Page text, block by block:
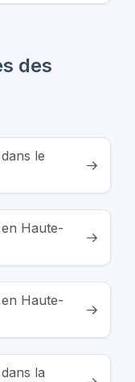
des
le
Haute-
Haute-
la